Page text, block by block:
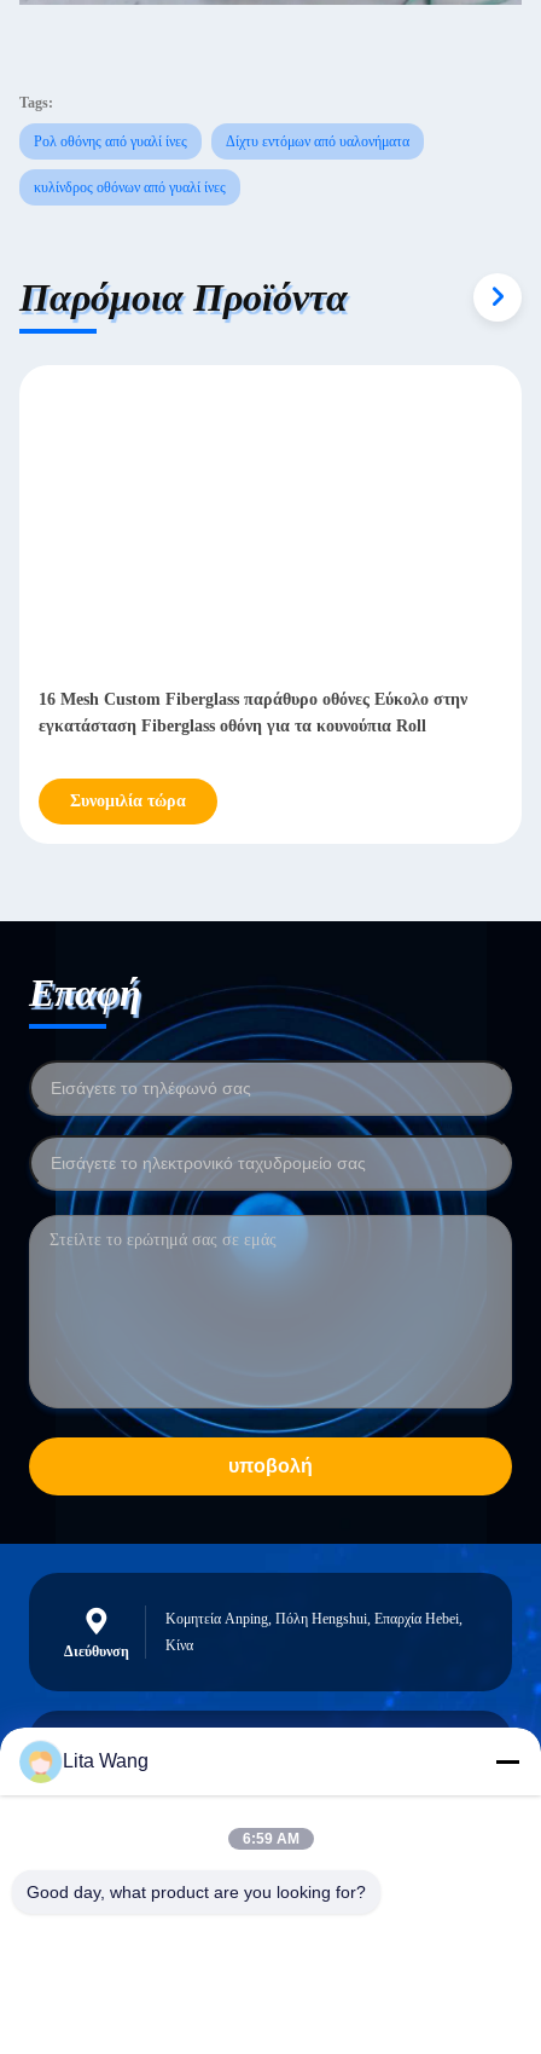
Tags:
Ρολ οθόνης από γυαλί ίνες Δίχτυ εντόμων από υαλονήματα
κυλίνδρος οθόνων από γυαλί ίνες
Παρόμοια Προϊόντα
16 Mesh Custom Fiberglass παράθυρο οθόνες Εύκολο στην
εγκατάσταση Fiberglass οθόνη για τα κουνούπια Roll
Συνομιλία τώρα
Επαφή
υποβολή
Διεύθυνση
Κομητεία Anping, Πόλη Hengshui, Επαρχία Hebei,
Κίνα
Lita Wang
6:59 AM
Good day, what product are you looking for?